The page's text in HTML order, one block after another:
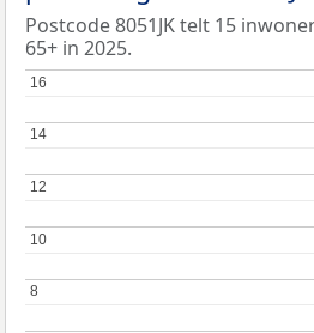
Postcode 8051JK telt 15
65+ in 2025.
8
8
10
10
12
12
14
14
16
16